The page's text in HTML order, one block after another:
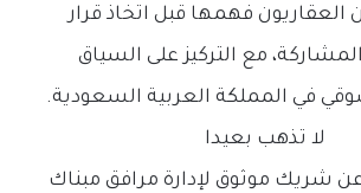
العقاريون فهمها قبل اتخاذ قرار
المشاركة، مع التركيز على السياق
في المملكة العربية السعودية.
لا تذهب بعيدا
شريك موثوق لإدارة مرافق مبناك